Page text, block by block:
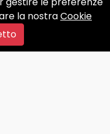
la nostraCookie